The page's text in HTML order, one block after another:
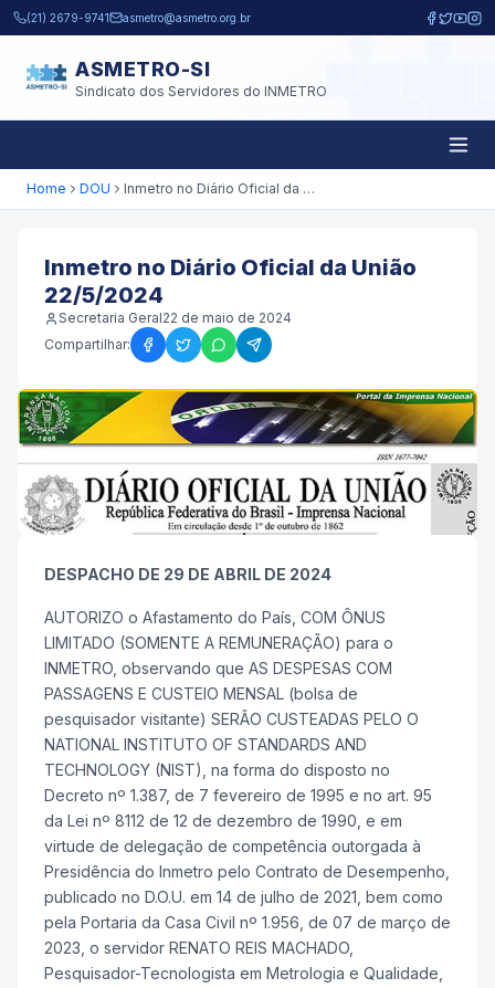
Pular para o conteúdo principal
(21) 2679-9741 asmetro@asmetro.org.br
ASMETRO-SI
Sindicato dos Servidores do INMETRO
Home DOU Inmetro no Diário Oficial da União 22/5/2024
Inmetro no Diário Oficial da União
22/5/2024
Secretaria Geral22 de maio de 2024
Compartilhar:
DESPACHO DE 29 DE ABRIL DE 2024
AUTORIZO o Afastamento do País, COM ÔNUS
LIMITADO (SOMENTE A REMUNERAÇÃO) para o
INMETRO, observando que AS DESPESAS COM
PASSAGENS E CUSTEIO MENSAL (bolsa de
pesquisador visitante) SERÃO CUSTEADAS PELO O
NATIONAL INSTITUTO OF STANDARDS AND
TECHNOLOGY (NIST), na forma do disposto no
Decreto nº 1.387, de 7 fevereiro de 1995 e no art. 95
da Lei nº 8112 de 12 de dezembro de 1990, e em
virtude de delegação de competência outorgada à
Presidência do Inmetro pelo Contrato de Desempenho,
publicado no D.O.U. em 14 de julho de 2021, bem como
pela Portaria da Casa Civil nº 1.956, de 07 de março de
2023, o servidor RENATO REIS MACHADO,
Pesquisador-Tecnologista em Metrologia e Qualidade,